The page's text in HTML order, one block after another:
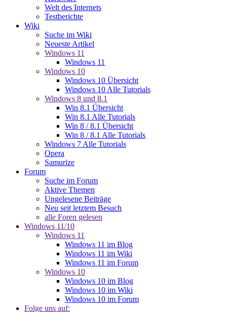
Welt des Internets
Testberichte
Wiki
Suche im Wiki
Neueste Artikel
Windows 11
Windows 11
Windows 10
Windows 10 Übersicht
Windows 10 Alle Tutorials
Windows 8 und 8.1
Win 8.1 Übersicht
Win 8.1 Alle Tutorials
Win 8 / 8.1 Übersicht
Win 8 / 8.1 Alle Tutorials
Windows 7 Alle Tutorials
Opera
Samurize
Forum
Suche im Forum
Aktive Themen
Ungelesene Beiträge
Neu seit letztem Besuch
alle Foren gelesen
Windows 11/10
Windows 11
Windows 11 im Blog
Windows 11 im Wiki
Windows 11 im Forum
Windows 10
Windows 10 im Blog
Windows 10 im Wiki
Windows 10 im Forum
Folge uns auf: